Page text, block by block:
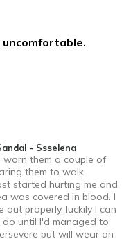
- Ssselena
worn them a couple of
them to walk
started hurting me and
was covered in blood. I
properly, luckily I can
until I'd managed to
but will wear an